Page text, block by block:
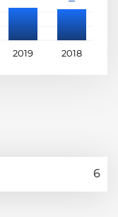
2019 2018